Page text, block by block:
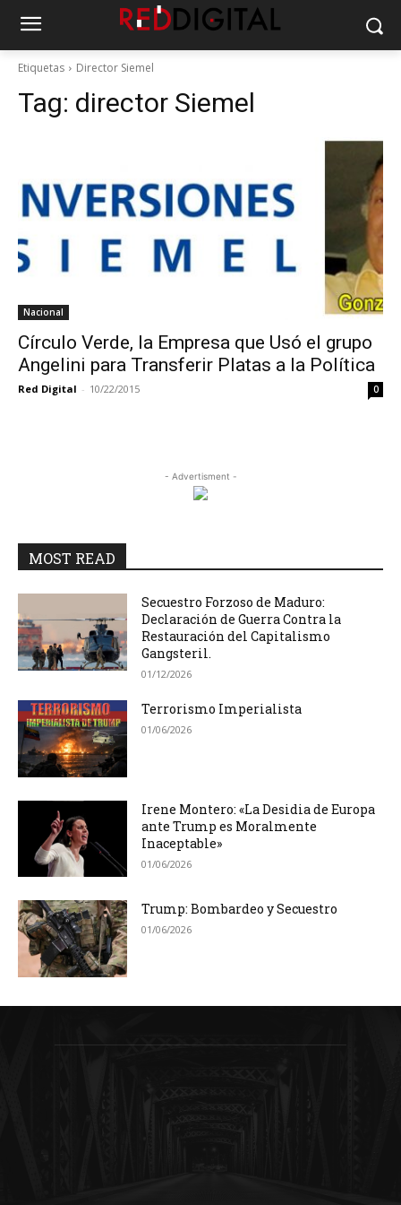
Etiquetas Director Siemel
Tag: director Siemel
Nacional
Círculo Verde, la Empresa que Usó el grupo
Angelini para Transferir Platas a la Política
Red Digital - 10/22/2015 0
- Advertisment -
MOST READ
Secuestro Forzoso de Maduro:
Declaración de Guerra Contra la
Restauración del Capitalismo
Gangsteril.
01/12/2026
Terrorismo Imperialista
01/06/2026
Irene Montero: «La Desidia de Europa
ante Trump es Moralmente
Inaceptable»
01/06/2026
Trump: Bombardeo y Secuestro
01/06/2026